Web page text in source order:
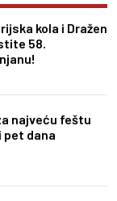
kola i Dražen
58.
najveću feštu
pet dana